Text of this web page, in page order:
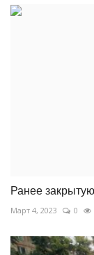
Ранее
Март 4, 2023 0